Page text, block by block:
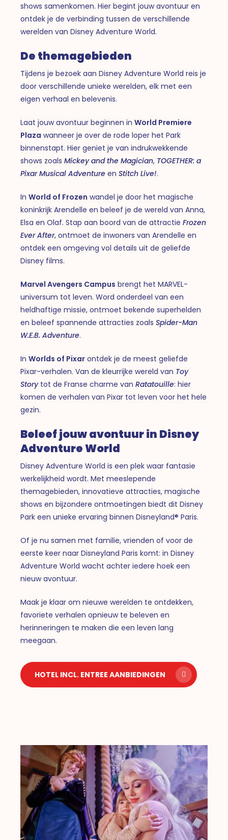
shows samenkomen. Hier begint jouw avontuur en
ontdek je de verbinding tussen de verschillende
werelden van Disney Adventure World.
De themagebieden
Tijdens je bezoek aan Disney Adventure World reis je
door verschillende unieke werelden, elk met een
eigen verhaal en belevenis.
Laat jouw avontuur beginnen inWorld Premiere
Plaza wanneer je over de rode loper het Park
binnenstapt. Hier geniet je van indrukwekkende
shows zoalsMickey and the Magician, TOGETHER: a
Pixar Musical Adventure enStitch Live!.
InWorld of Frozen wandel je door het magische
koninkrijk Arendelle en beleef je de wereld van Anna,
Elsa en Olaf. Stap aan boord van de attractieFrozen
Ever After, ontmoet de inwoners van Arendelle en
ontdek een omgeving vol details uit de geliefde
Disney films.
Marvel Avengers Campus brengt het MARVEL-
universum tot leven. Word onderdeel van een
heldhaftige missie, ontmoet bekende superhelden
en beleef spannende attracties zoalsSpider-Man
W.E.B. Adventure.
InWorlds of Pixar ontdek je de meest geliefde
Pixar-verhalen. Van de kleurrijke wereld van Toy
Storytot de Franse charme vanRatatouille: hier
komen de verhalen van Pixar tot leven voor het hele
gezin.
Beleef jouw avontuur in Disney
Adventure World
Disney Adventure World is een plek waar fantasie
werkelijkheid wordt. Met meeslepende
themagebieden, innovatieve attracties, magische
shows en bijzondere ontmoetingen biedt dit Disney
Park een unieke ervaring binnen Disneyland® Paris.
Of je nu samen met familie, vrienden of voor de
eerste keer naar Disneyland Paris komt: in Disney
Adventure World wacht achter iedere hoek een
nieuw avontuur.
Maak je klaar om nieuwe werelden te ontdekken,
favoriete verhalen opnieuw te beleven en
herinneringen te maken die een leven lang
meegaan.
HOTEL INCL. ENTREE AANBIEDINGEN